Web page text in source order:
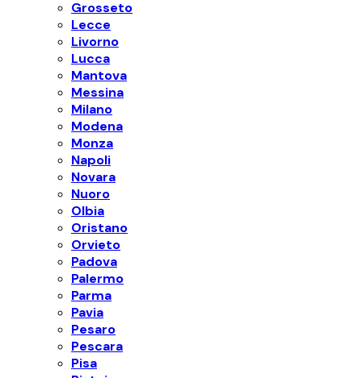
Grosseto
Lecce
Livorno
Lucca
Mantova
Messina
Milano
Modena
Monza
Napoli
Novara
Nuoro
Olbia
Oristano
Orvieto
Padova
Palermo
Parma
Pavia
Pesaro
Pescara
Pisa